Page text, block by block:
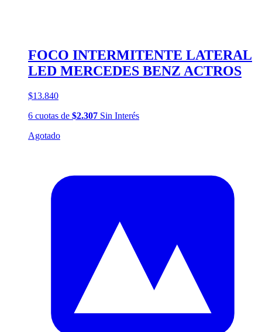
FOCO INTERMITENTE LATERAL
LED MERCEDES BENZ ACTROS
$13.840
6 cuotas de $2.307 Sin Interés
Agotado